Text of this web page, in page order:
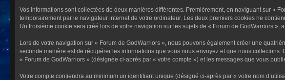
Vos informations sont collectées de deux manières différentes. Premièrement, en naviguant sur «
temporairement par le navigateur internet de votre ordinateur. Les deux premiers cookies ne
Un troisième cookie sera créé lors de votre navigation sur les sujets de « Forum de GodWarriors »,
Lors de votre navigation sur « Forum de GodWarriors », nous pouvons également créer une
seconde manière est de récupérer les informations que vous nous envoyez et que nous
« Forum de GodWarriors » (désignée ci-après par « votre compte ») et les messages que vous
Votre compte contiendra au minimum un identifiant unique (désigné ci-après par « votre nom